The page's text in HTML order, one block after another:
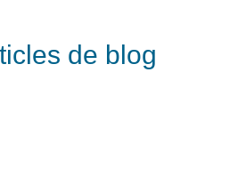
de blog